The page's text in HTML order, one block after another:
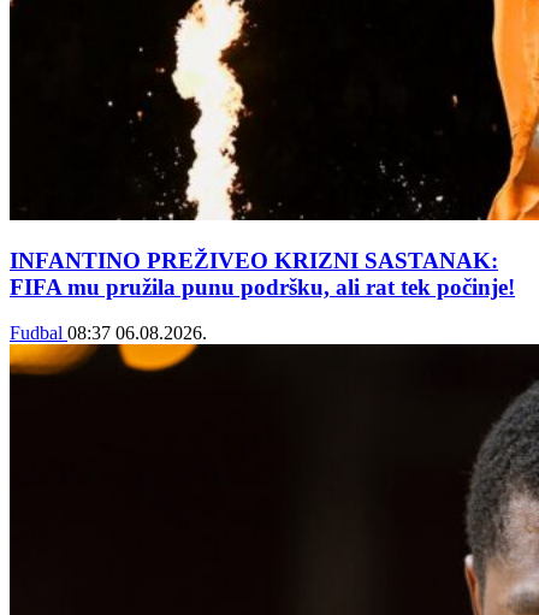
INFANTINO PREŽIVEO KRIZNI SASTANAK:
FIFA mu pružila punu podršku, ali rat tek počinje!
Fudbal 08:37 06.08.2026.